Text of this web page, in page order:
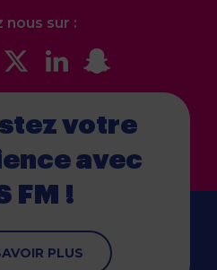
nous sur :
votre
avec
FM !
PLUS